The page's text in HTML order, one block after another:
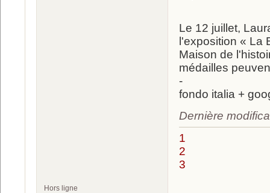
Le 12 juillet,
l'exposition « La
Maison de
médailles
-
fondo italia +
Dernière
1
2
3
Hors ligne